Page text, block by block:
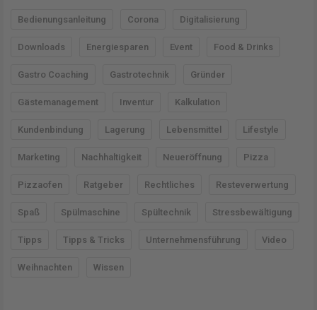
Bedienungsanleitung Corona Digitalisierung
Downloads Energiesparen Event Food & Drinks
Gastro Coaching Gastrotechnik Gründer
Gästemanagement Inventur Kalkulation
Kundenbindung Lagerung Lebensmittel Lifestyle
Marketing Nachhaltigkeit Neueröffnung Pizza
Pizzaofen Ratgeber Rechtliches Resteverwertung
Spaß Spülmaschine Spültechnik Stressbewältigung
Tipps Tipps & Tricks Unternehmensführung Video
Weihnachten Wissen